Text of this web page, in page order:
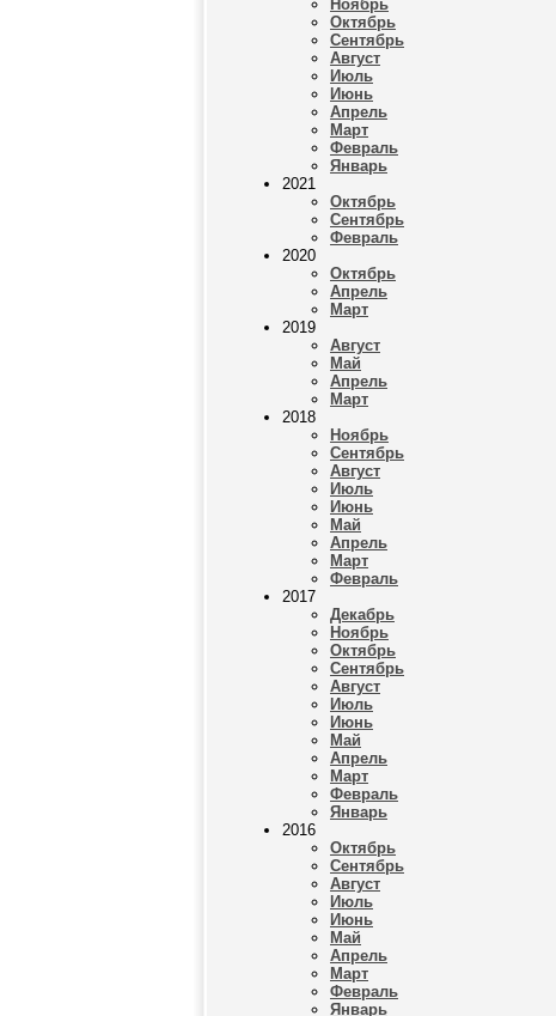
Ноябрь
Октябрь
Сентябрь
Август
Июль
Июнь
Апрель
Март
Февраль
Январь
2021
Октябрь
Сентябрь
Февраль
2020
Октябрь
Апрель
Март
2019
Август
Май
Апрель
Март
2018
Ноябрь
Сентябрь
Август
Июль
Июнь
Май
Апрель
Март
Февраль
2017
Декабрь
Ноябрь
Октябрь
Сентябрь
Август
Июль
Июнь
Май
Апрель
Март
Февраль
Январь
2016
Октябрь
Сентябрь
Август
Июль
Июнь
Май
Апрель
Март
Февраль
Январь